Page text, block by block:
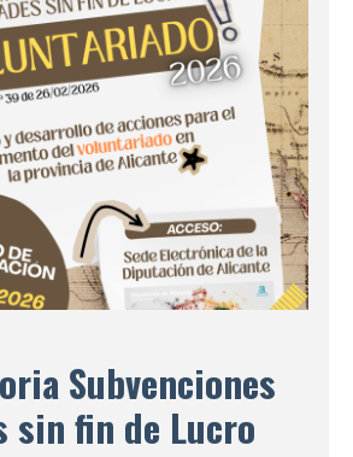
Subvenciones
sin fin de Lucro